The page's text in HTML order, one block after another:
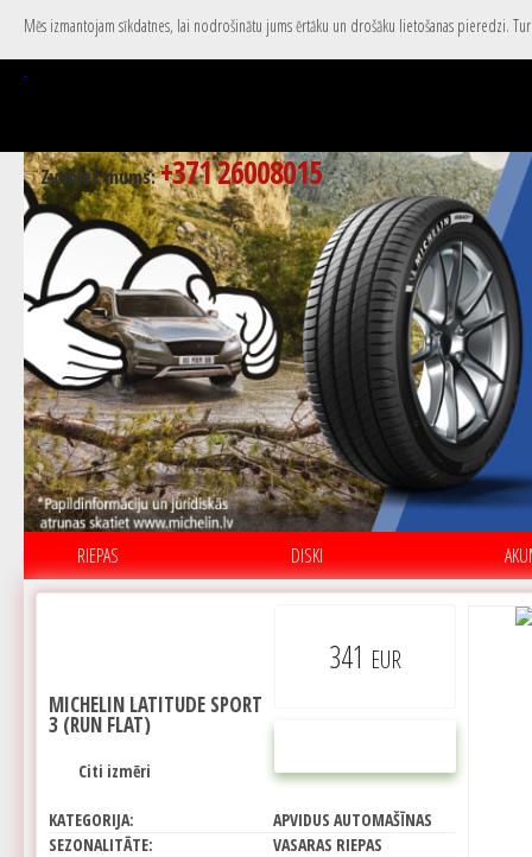
Mēs izmantojam sīkdatnes, lai nodrošinātu jums ērtāku un drošāku lietošanas pieredzi.
Zvaniet mums:+371 26008015
RIEPAS DISKI
341 EUR
MICHELIN LATITUDE SPORT
3 (RUN FLAT)
Citi izmēri
KATEGORIJA:
APVIDUS AUTOMAŠĪNAS
SEZONALITĀTE:
VASARAS RIEPAS